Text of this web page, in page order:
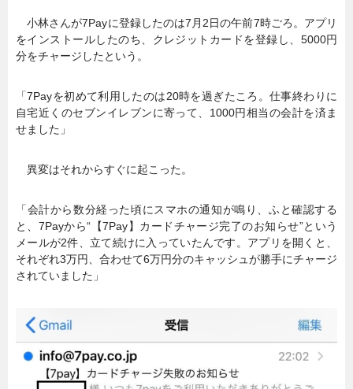
小林さんが7Payに登録したのは7月2日の午前7時ごろ。アプリ
をインストールしたのち、クレジットカードを登録し、5000円
分をチャージしたという。
「7Payを初めて利用したのは20時を過ぎたころ。仕事終わりに
自宅近くのセブンイレブンに寄って、1000円相当の会計を済ま
せました」
異変はそれからすぐに起こった。
「会計から数分経った頃にスマホの通知が鳴り、ふと確認する
と、7Payから“【7Pay】カードチャージ完了のお知らせ”という
メールが2件、立て続けに入っていたんです。アプリを開くと、
それぞれ3万円、合わせて6万円分のキャッシュが勝手にチャージ
されていました」